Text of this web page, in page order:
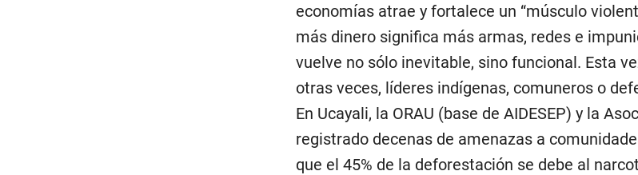
economías atrae y fortalece un “músculo
más dinero significa más armas, redes e
vuelve no sólo inevitable, sino funcional. Esta
otras veces, líderes indígenas, comuneros o
En Ucayali, la ORAU (base de AIDESEP) y la
registrado decenas de amenazas a
que el 45% de la deforestación se debe al